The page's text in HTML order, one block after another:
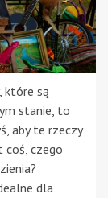
które są
stanie, to
aby te rzeczy
coś, czego
dla